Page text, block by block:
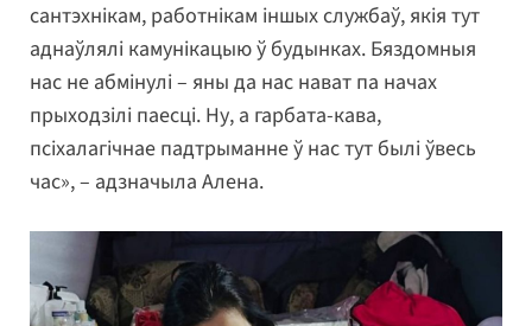
сантэхнікам, работнікам іншых службаў, якія тут
аднаўлялі камунікацыю ў будынках. Бяздомныя
нас не абмінулі – яны да нас нават па начах
прыходзілі паесці. Ну, а гарбата-кава,
псіхалагічнае падтрыманне ў нас тут былі ўвесь
час», – адзначыла Алена.